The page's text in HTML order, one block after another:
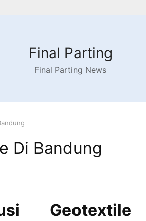
Final Parting
Final Parting News
Di Bandung
Geotextile